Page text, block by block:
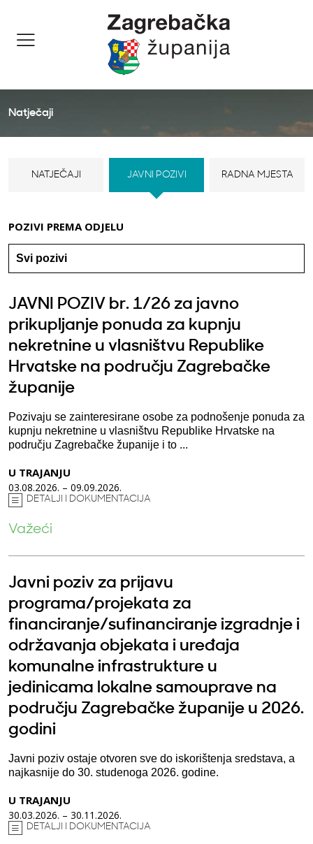
Natječaji
NATJEČAJI JAVNI POZIVI RADNA MJESTA
POZIVI PREMA ODJELU
JAVNI POZIV br. 1/26 za javno
prikupljanje ponuda za kupnju
nekretnine u vlasništvu Republike
Hrvatske na području Zagrebačke
županije
Pozivaju se zainteresirane osobe za podnošenje ponuda za
kupnju nekretnine u vlasništvu Republike Hrvatske na
području Zagrebačke županije i to ...
U TRAJANJU
03.08.2026. – 09.09.2026.
DETALJI I DOKUMENTACIJA
Važeći
Javni poziv za prijavu
programa/projekata za
financiranje/sufinanciranje izgradnje i
održavanja objekata i uređaja
komunalne infrastrukture u
jedinicama lokalne samouprave na
području Zagrebačke županije u 2026.
godini
Javni poziv ostaje otvoren sve do iskorištenja sredstava, a
najkasnije do 30. studenoga 2026. godine.
U TRAJANJU
30.03.2026. – 30.11.2026.
DETALJI I DOKUMENTACIJA